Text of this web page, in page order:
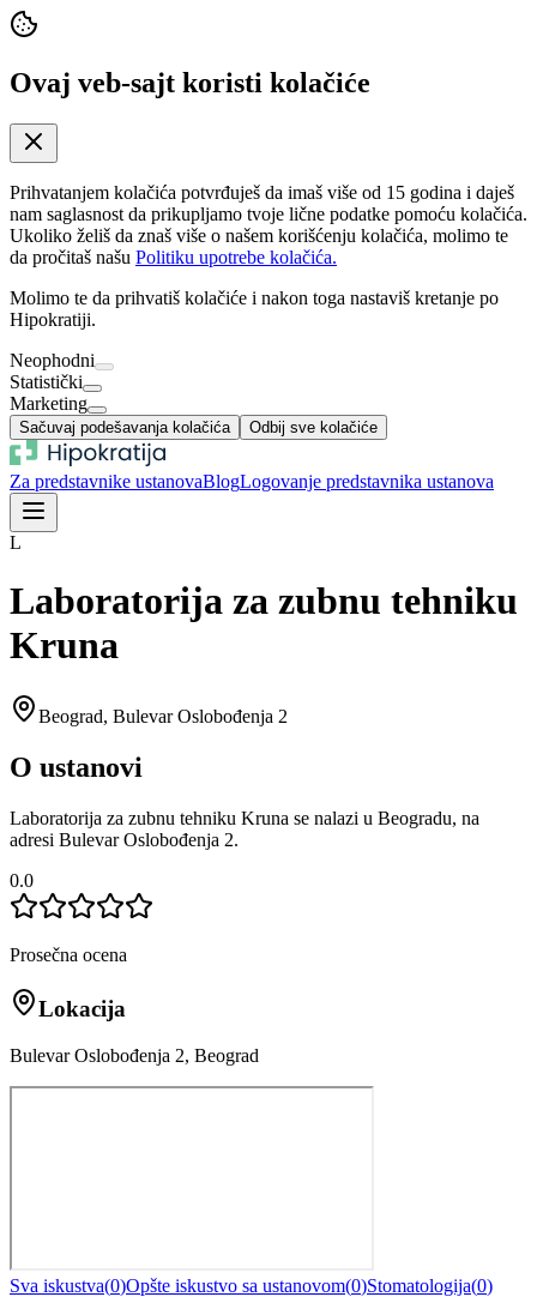
Ovaj veb-sajt koristi kolačiće
Prihvatanjem kolačića potvrđuješ da imaš više od 15 godina i daješ
nam saglasnost da prikupljamo tvoje lične podatke pomoću kolačića.
Ukoliko želiš da znaš više o našem korišćenju kolačića, molimo te
da pročitaš našu Politiku upotrebe kolačića.
Molimo te da prihvatiš kolačiće i nakon toga nastaviš kretanje po
Hipokratiji.
Neophodni
Statistički
Marketing
Sačuvaj podešavanja kolačića Odbij sve kolačiće
Za predstavnike ustanovaBlogLogovanje predstavnika ustanova
L
Laboratorija za zubnu tehniku
Kruna
Beograd, Bulevar Oslobođenja 2
O ustanovi
Laboratorija za zubnu tehniku Kruna se nalazi u Beogradu, na
adresi Bulevar Oslobođenja 2.
0.0
Prosečna ocena
Lokacija
Bulevar Oslobođenja 2, Beograd
Sva iskustva(0)Opšte iskustvo sa ustanovom(0)Stomatologija(0)